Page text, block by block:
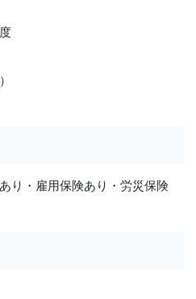
り・雇用保険あり・労災保険